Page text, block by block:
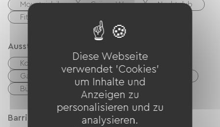
Mountainbike Grüner Weg
Nachtclub
Fitnesscenter
Ausstattung
Kostenloses WLAN
Gartenmöbel
Babyausstattung
Bügelausrüstung
Barrierefreiheit
Diese Webseite
verwendet 'Cookies'
um Inhalte und
Anzeigen zu
personalisieren und zu
analysieren.